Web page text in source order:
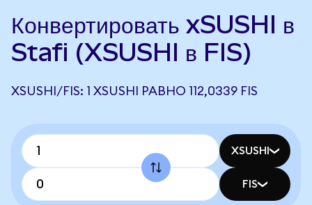
Конвертировать xSUSHI в
Stafi (XSUSHI в FIS)
XSUSHI/FIS: 1 XSUSHI РАВНО 112,0339 FIS
XSUSHI
FIS